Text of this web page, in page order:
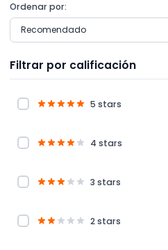
Ordenar por:
Filtrar por calificación
5 stars
4 stars
3 stars
2 stars